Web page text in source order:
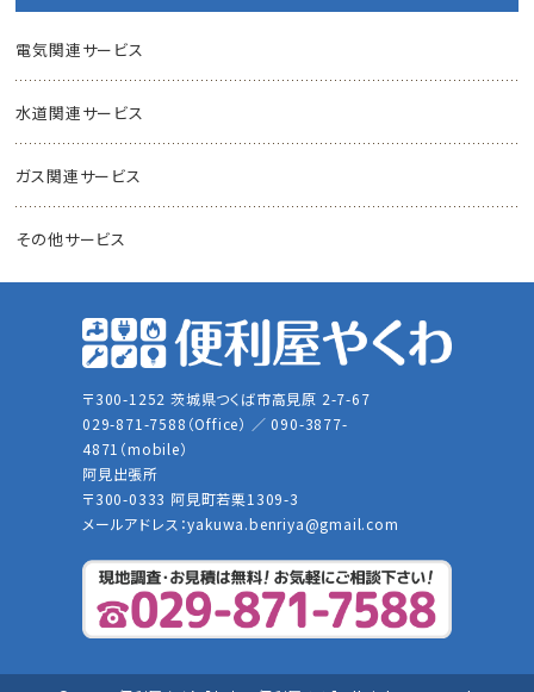
電気関連サービス
水道関連サービス
ガス関連サービス
その他サービス
〒300-1252 茨城県つくば市高見原 2-7-67
029-871-7588（Office） ／ 090-3877-
4871（mobile）
阿見出張所
〒300-0333 阿見町若栗1309-3
メールアドレス：yakuwa.benriya@gmail.com